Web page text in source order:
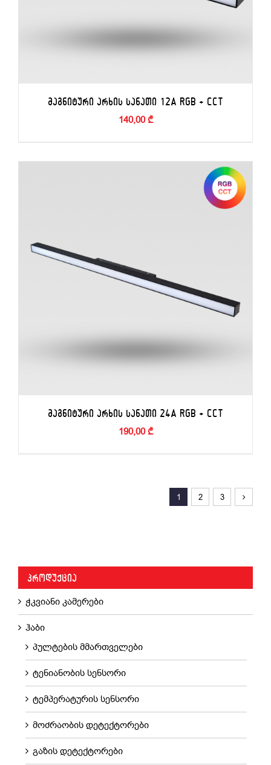
ᲓᲔᲢᲐᲚᲔᲑᲘ
ᲛᲐᲒᲜᲘᲢᲣᲠᲘ ᲐᲠᲮᲘᲡ ᲡᲐᲜᲐᲗᲘ 12A RGB + CCT
140,00₾
ᲛᲐᲒᲜᲘᲢᲣᲠᲘ ᲐᲠᲮᲘᲡ ᲡᲐᲜᲐᲗᲘ 24A RGB + CCT
190,00₾
1 2 3
ᲞᲠᲝᲓᲣᲥᲪᲘᲐ
ჭკვიანი კამერები
ჰაბი
პულტების მმართველები
ტენიანობის სენსორი
ტემპერატურის სენსორი
მოძრაობის დეტექტორები
გაზის დეტექტორები